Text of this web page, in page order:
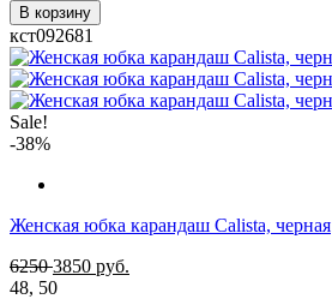
В корзину
кст092681
Sale!
-38%
Женская юбка карандаш Calista, черная
6250 3850 руб.
48, 50